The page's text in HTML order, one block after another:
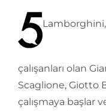
çalışanları olan
Scaglione, Giotto
çalışmaya başlar